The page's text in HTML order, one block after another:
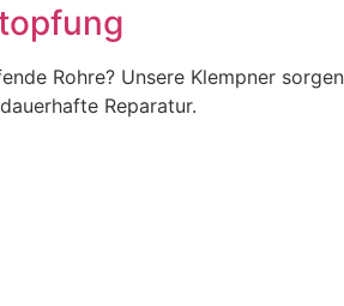
Rohre? Unsere Klempner sorgen
Reparatur.